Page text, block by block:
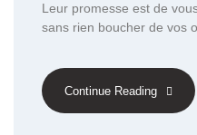
Leur promesse est de
sans rien boucher de vos
Continue Reading